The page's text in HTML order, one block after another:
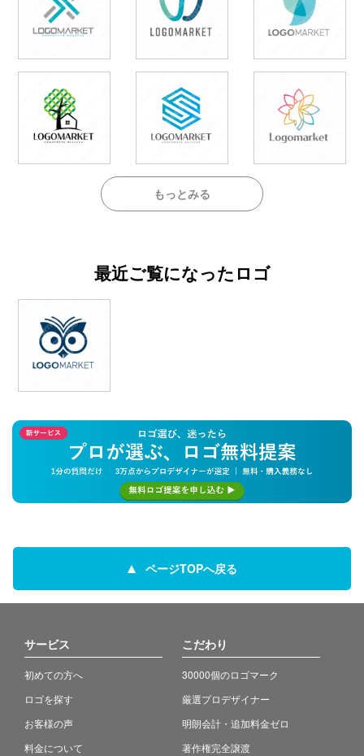
もっとみる
最近ご覧になったロゴ
ページTOPへ戻る
サービス
初めての方へ
ロゴを探す
お客様の声
料金について
こだわり
30000個のロゴマーク
厳選プロデザイナー
明朗会計・追加料金ゼロ
著作権完全譲渡